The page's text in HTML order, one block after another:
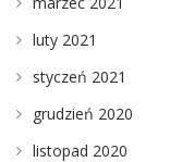
luty 2021
styczeń 2021
grudzień 2020
listopad 2020